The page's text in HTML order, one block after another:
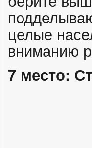
целые
вниманию
7 место: